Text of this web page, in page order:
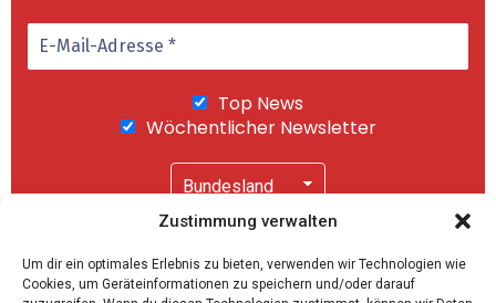
Zustimmung verwalten
Um dir ein optimales Erlebnis zu bieten, verwenden wir Technologien wie
Cookies, um Geräteinformationen zu speichern und/oder darauf
Top News
Wöchentlicher Newsletter
"Abonnieren" akzeptierst Du unsere
Datenschutzerklärung.